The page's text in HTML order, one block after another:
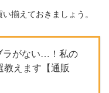
揃えておきましょう。
ラがない…！私の
えます【通販